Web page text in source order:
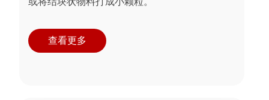
查看更多